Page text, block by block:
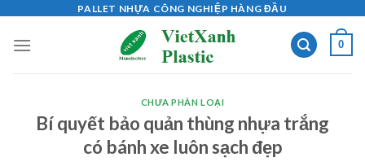
content
PALLET NHỰA CÔNG NGHIỆP HÀNG ĐẦU
0
CHƯA PHÂN LOẠI
Bí quyết bảo quản thùng nhựa trắng
có bánh xe luôn sạch đẹp